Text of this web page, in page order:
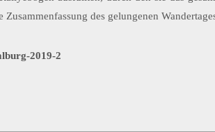
des gelungenen